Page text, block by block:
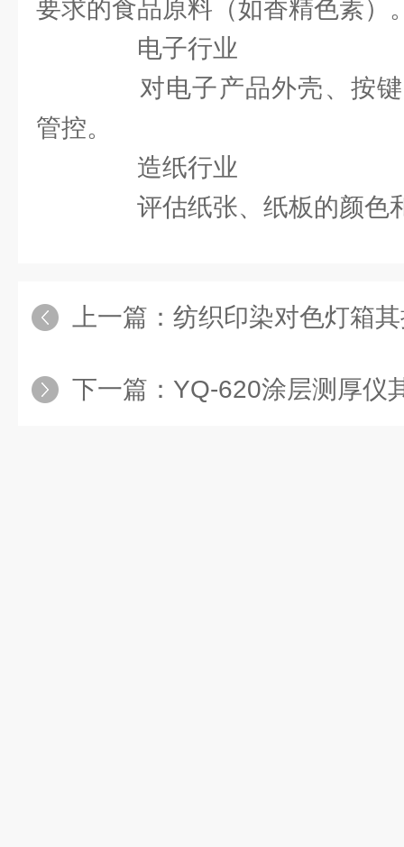
要求的食品原料（如香精色素）
电子行业
对电子产品外壳、按键
管控。
造纸行业
评估纸张、纸板的颜色
上一篇： 纺织印染对色灯箱其
下一篇： YQ-620涂层测厚仪其主